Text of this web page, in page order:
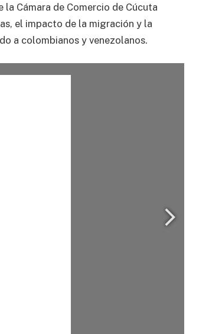
Cámara de Comercio de Cúcuta
el impacto de la migración y la
a colombianos y venezolanos.